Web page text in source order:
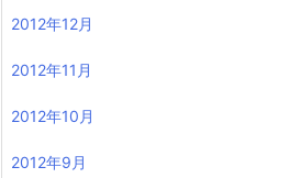
2012年12月
2012年11月
2012年10月
2012年9月